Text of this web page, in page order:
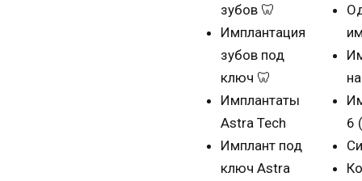
зубов 🦷
Имплантация
зубов под
ключ 🦷
Имплантаты
Astra Tech
Имплант под
ключ Astra
6